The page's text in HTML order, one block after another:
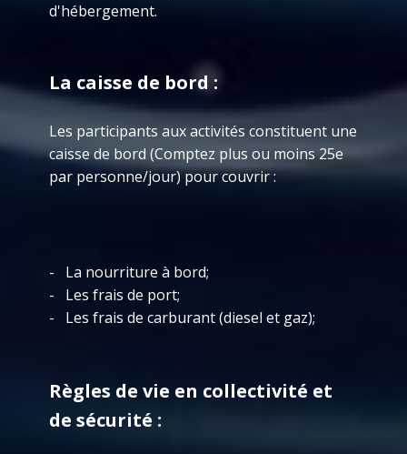
d'hébergement.
La caisse de bord :
Les participants aux activités constituent une
caisse de bord (Comptez plus ou moins 25e
par personne/jour) pour couvrir :
- La nourriture à bord;
- Les frais de port;
- Les frais de carburant (diesel et gaz);
Règles de vie en collectivité et
de sécurité :